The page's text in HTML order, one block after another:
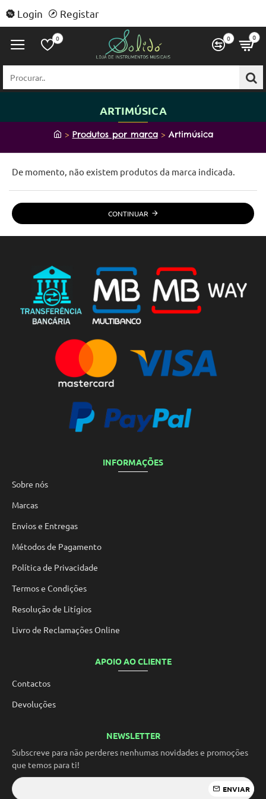
Login Registar
0 0 0
Procurar..
ARTIMÚSICA
h
e
Produtos por marca Artimúsica
De momento, não existem produtos da marca indicada.
CONTINUAR
INFORMAÇÕES
Sobre nós
Marcas
Envios e Entregas
Métodos de Pagamento
Política de Privacidade
Termos e Condições
Resolução de Litígios
Livro de Reclamações Online
APOIO AO CLIENTE
Contactos
Devoluções
NEWSLETTER
Subscreve para não perderes nenhumas novidades e promoções
que temos para ti!
ENVIAR